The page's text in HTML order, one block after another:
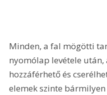
Minden, a fal mögötti
nyomólap levétele után,
hozzáférhető és
elemek szinte